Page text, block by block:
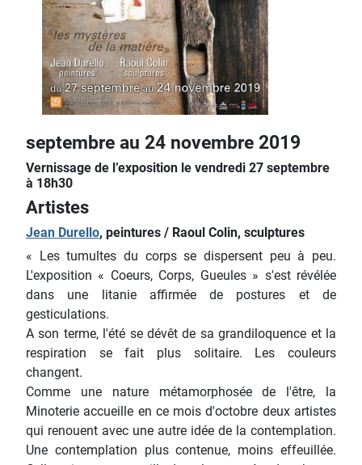
septembre au 24 novembre 2019
Vernissage de l’exposition le vendredi 27 septembre
à 18h30
Artistes
Jean Durello, peintures / Raoul Colin, sculptures
« Les tumultes du corps se dispersent peu à peu.
L'exposition « Coeurs, Corps, Gueules » s'est révélée
dans une litanie affirmée de postures et de
gesticulations.
A son terme, l'été se dévêt de sa grandiloquence et la
respiration se fait plus solitaire. Les couleurs
changent.
Comme une nature métamorphosée de l'être, la
Minoterie accueille en ce mois d'octobre deux artistes
qui renouent avec une autre idée de la contemplation.
Une contemplation plus contenue, moins effeuillée.